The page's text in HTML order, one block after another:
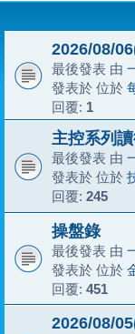
2026/08/
最後發表 由
發表於 位於
回覆: 1
主控系列
最後發表 由
發表於 位於
回覆: 245
操盤錄
最後發表 由
發表於 位於
回覆: 451
2026/08/